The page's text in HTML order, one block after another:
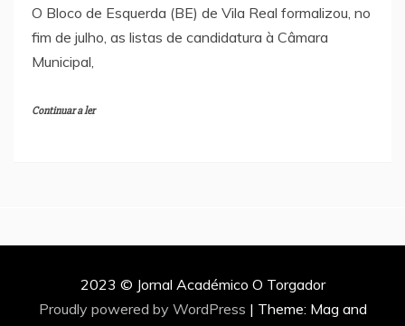
O Bloco de Esquerda (BE) de Vila Real formalizou, no
fim de julho, as listas de candidatura à Câmara
Municipal,
Continuar a ler
2023 © Jornal Académico O Torgador
Proudly powered by WordPress | Theme: Mag and